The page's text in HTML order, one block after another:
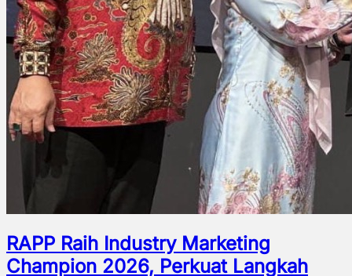
RAPP Raih Industry Marketing
Champion 2026, Perkuat Langkah